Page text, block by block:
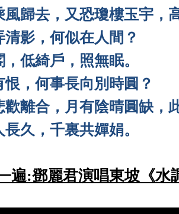
歸去，又恐瓊樓玉宇，
影，何似在人間？
低綺戶，照無眠。
，何事長向別時圓？
離合，月有陰晴圓缺，
久，千裏共嬋娟。
遍:鄧麗君演唱東坡《水